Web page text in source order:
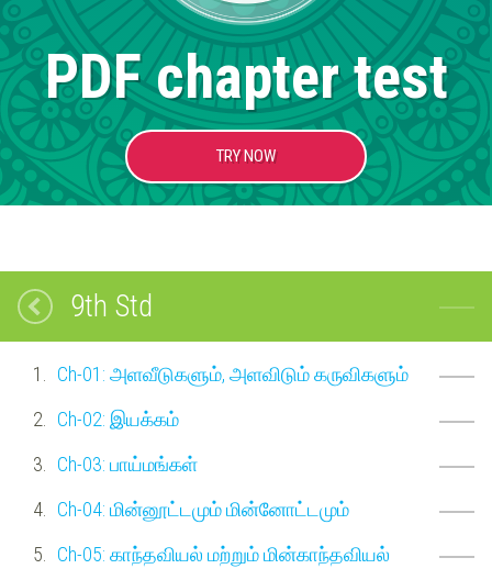
PDF chapter test
TRY NOW
9th Std
Ch-01: அளவீடுகளும், அளவிடும் கருவிகளும்
Ch-02: இயக்கம்
Ch-03: பாய்மங்கள்
Ch-04: மின்னூட்டமும் மின்னோட்டமும்
Ch-05: காந்தவியல் மற்றும் மின்காந்தவியல்